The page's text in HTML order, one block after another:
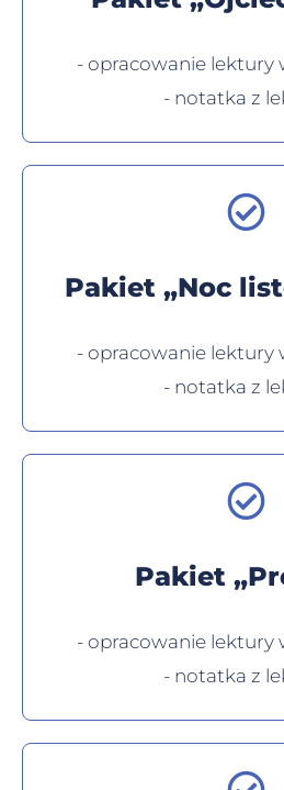
- opracowanie lektury
- notatka z
Pakiet „Noc
- opracowanie lektury
- notatka z
Pakiet
- opracowanie lektury
- notatka z